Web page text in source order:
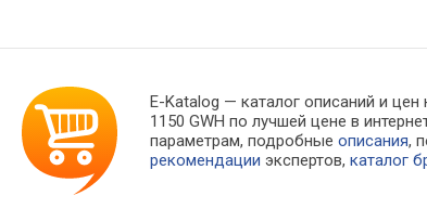
E-Katalog — каталог описаний и
1150 GWH по лучшей цене в
параметрам, подробныеописания,
рекомендации экспертов,каталог